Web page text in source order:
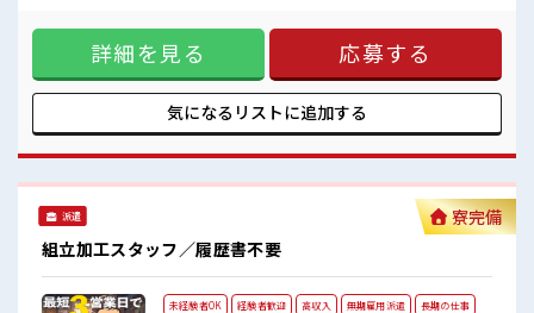
すぎなければ多少のヘアカラーもOKなのはウレシイPoint☆
制服アリなのでナニ着ていこうか朝の悩みが解消♪ ロッカー
付き職場♪ サポート体制もバッチリ！ 未経験からでも安心し
てスタートできます☆ ■職場の雰囲気 《男性スタッフさんも
多数カツヤク中》 分からないことも聞きやすい職場！ 空調完
備で年中カイテキ♪ キバツ過ぎなければ髪のカラーリング
ッカー完備！
詳細を見る 応募する
気になるリストに追加する
派遣
組立加工スタッフ／履歴書不要
寮完備
未経験者OK 経験者歓迎 高収入 無期雇用派遣
長期の仕事